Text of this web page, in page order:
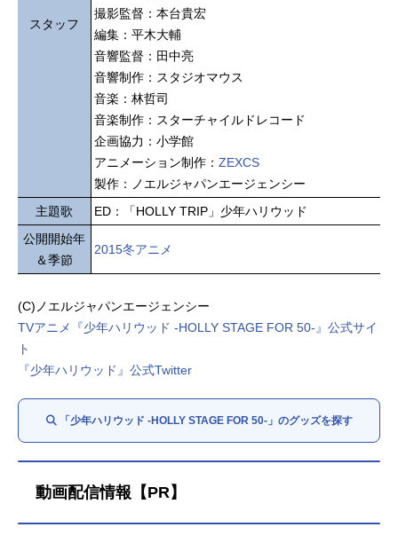
スタッフ
撮影監督：本台貴宏
編集：平木大輔
音響監督：田中亮
音響制作：スタジオマウス
音楽：林哲司
音楽制作：スターチャイルドレコード
企画協力：小学館
アニメーション制作： ZEXCS
製作：ノエルジャパンエージェンシー
主題歌
ED：「HOLLY TRIP」少年ハリウッド
公開開始年
＆季節
2015冬アニメ
(C)ノエルジャパンエージェンシー
TVアニメ『少年ハリウッド -HOLLY STAGE FOR 50-』公式サイ
ト
『少年ハリウッド』公式Twitter
「少年ハリウッド -HOLLY STAGE FOR 50-」のグッズを探す
動画配信情報【PR】